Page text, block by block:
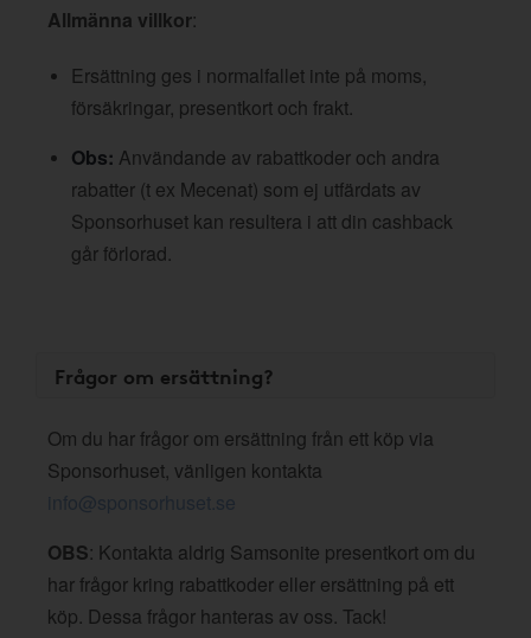
Allmänna villkor:
Ersättning ges i normalfallet inte på moms,
försäkringar, presentkort och frakt.
Obs: Användande av rabattkoder och andra
rabatter (t ex Mecenat) som ej utfärdats av
Sponsorhuset kan resultera i att din cashback
går förlorad.
Frågor om ersättning?
Om du har frågor om ersättning från ett köp via
Sponsorhuset, vänligen kontakta
info@sponsorhuset.se
OBS: Kontakta aldrig Samsonite presentkort om du
har frågor kring rabattkoder eller ersättning på ett
köp. Dessa frågor hanteras av oss. Tack!